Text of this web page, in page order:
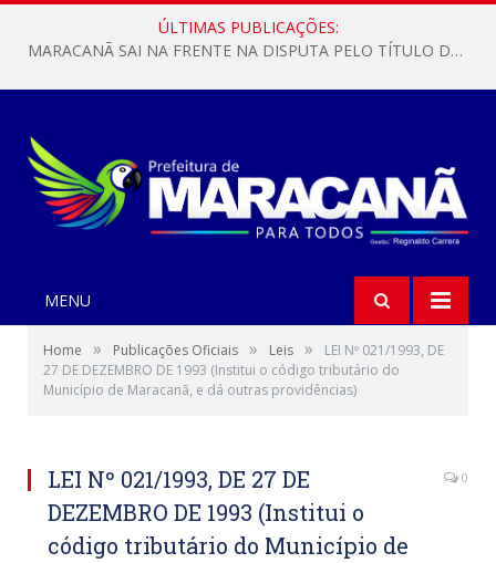
ÚLTIMAS PUBLICAÇÕES:
MARACANÃ SAI NA FRENTE NA DISPUTA PELO TÍTULO DA COPA PARÁ SUB-17!
MENU
Home » Publicações Oficiais » Leis »
LEI Nº 021/1993, DE
27 DE DEZEMBRO DE 1993 (Institui o código tributário do
Município de Maracanã, e dá outras providências)
LEI Nº 021/1993, DE 27 DE
DEZEMBRO DE 1993 (Institui o
código tributário do Município de
0